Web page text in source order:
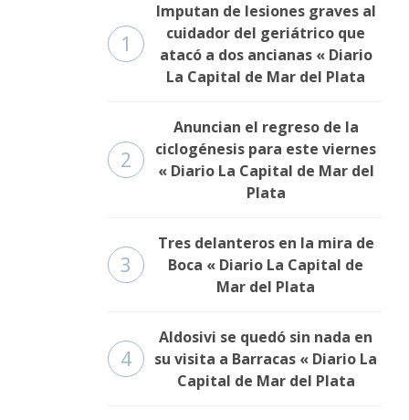
1
Imputan de lesiones graves al
cuidador del geriátrico que
atacó a dos ancianas « Diario
La Capital de Mar del Plata
2
Anuncian el regreso de la
ciclogénesis para este viernes
« Diario La Capital de Mar del
Plata
3
Tres delanteros en la mira de
Boca « Diario La Capital de
Mar del Plata
4
Aldosivi se quedó sin nada en
su visita a Barracas « Diario La
Capital de Mar del Plata